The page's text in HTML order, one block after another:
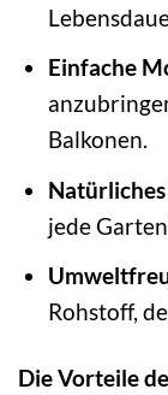
Einfache
Balkonen.
jede
Rohstoff,
Die Vorteile